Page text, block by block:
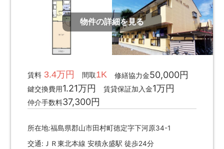
物件の詳細を見る
賃料3.4万円 間取1K 修繕協力金50,000円
鍵交換費用1.21万円 賃貸保証加入金1万円
仲介手数料37,300円
所在地:福島県郡山市田村町徳定字下河原34-1
交通:ＪＲ東北本線 安積永盛駅 徒歩24分